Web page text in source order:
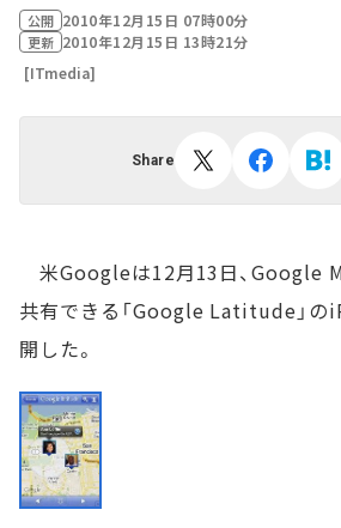
公開 2010年12月15日 07時00分
更新 2010年12月15日 13時21分
[ITmedia]
Share
米Googleは12月13日、Google
共有できる「Google Latitude」の
開した。